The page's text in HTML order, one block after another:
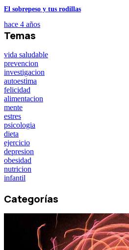
El sobrepeso y tus rodillas
hace 4 años
Temas
vida saludable
prevencion
investigacion
autoestima
felicidad
alimentacion
mente
estres
psicologia
dieta
ejercicio
depresion
obesidad
nutricion
infantil
Categorías